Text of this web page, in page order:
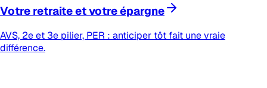
Votre retraite et votre épargne
AVS, 2e et 3e pilier, PER : anticiper tôt fait une vraie
différence.